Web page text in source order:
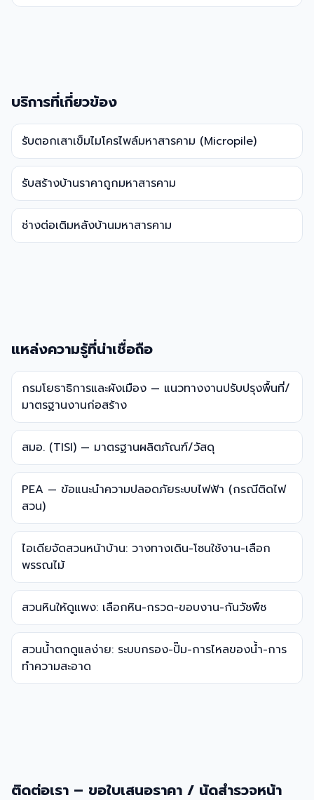
บริการที่เกี่ยวข้อง
รับตอกเสาเข็มไมโครไพล์มหาสารคาม (Micropile)
รับสร้างบ้านราคาถูกมหาสารคาม
ช่างต่อเติมหลังบ้านมหาสารคาม
แหล่งความรู้ที่น่าเชื่อถือ
กรมโยธาธิการและผังเมือง — แนวทางงานปรับปรุงพื้นที่/
มาตรฐานงานก่อสร้าง
สมอ. (TISI) — มาตรฐานผลิตภัณฑ์/วัสดุ
PEA — ข้อแนะนำความปลอดภัยระบบไฟฟ้า (กรณีติดไฟ
สวน)
ไอเดียจัดสวนหน้าบ้าน: วางทางเดิน-โซนใช้งาน-เลือก
พรรณไม้
สวนหินให้ดูแพง: เลือกหิน-กรวด-ขอบงาน-กันวัชพืช
สวนน้ำตกดูแลง่าย: ระบบกรอง-ปั๊ม-การไหลของน้ำ-การ
ทำความสะอาด
ติดต่อเรา – ขอใบเสนอราคา / นัดสำรวจหน้า